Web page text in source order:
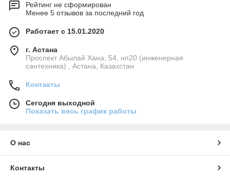
Рейтинг не сформирован
Менее 5 отзывов за последний год
Работает с 15.01.2020
г. Астана
Проспект Абылай Хана, 54, нп20 (инженерная
сантехника) , Астана, Казахстан
Контакты
Сегодня выходной
Показать весь график работы
О нас
Контакты